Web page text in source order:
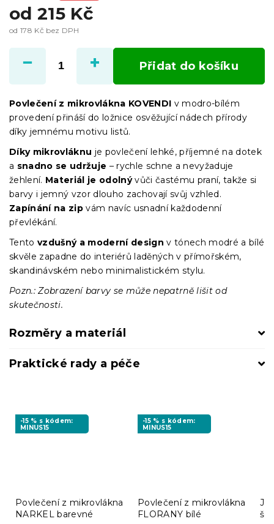
od 215 Kč
od 178 Kč bez DPH
cena:
Přidat do košíku
Povlečení z mikrovlákna KOVENDI v modro-bílém
provedení přináší do ložnice osvěžující nádech přírody
díky jemnému motivu listů.
Díky mikrovláknu je povlečení lehké, příjemné na dotek
a snadno se udržuje – rychle schne a nevyžaduje
žehlení. Materiál je odolnývůči častému praní, takže si
barvy i jemný vzor dlouho zachovají svůj vzhled.
Zapínání na zip vám navíc usnadní každodenní
převlékání.
Tento vzdušný a moderní design v tónech modré a bílé
skvěle zapadne do interiérů laděných v přímořském,
skandinávském nebo minimalistickém stylu.
Pozn.: Zobrazení barvy se může nepatrně lišit od
skutečnosti.
Rozměry a materiál
Praktické rady a péče
-15 % s kódem:
MINUS15
Povlečení z mikrovlákna
NARKEL barevné
-15 % s kódem:
MINUS15
Povlečení z mikrovlákna
FLORANY bílé